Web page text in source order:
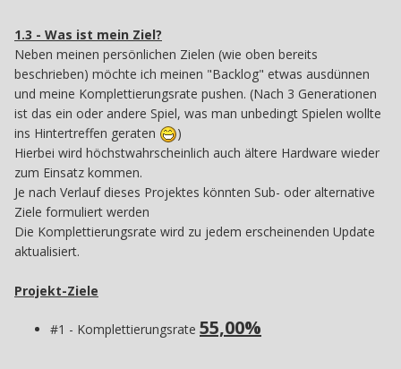
1.3 - Was ist mein Ziel?
Neben meinen persönlichen Zielen (wie oben bereits
beschrieben) möchte ich meinen "Backlog" etwas ausdünnen
und meine Komplettierungsrate pushen. (Nach 3 Generationen
ist das ein oder andere Spiel, was man unbedingt Spielen wollte
ins Hintertreffen geraten
)
Hierbei wird höchstwahrscheinlich auch ältere Hardware wieder
zum Einsatz kommen.
Je nach Verlauf dieses Projektes könnten Sub- oder alternative
Ziele formuliert werden
Die Komplettierungsrate wird zu jedem erscheinenden Update
aktualisiert.
Projekt-Ziele
#1 - Komplettierungsrate 55,00%